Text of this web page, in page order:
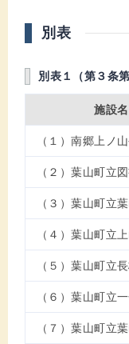
別表
別表１（第３条第
施設名
（１）南郷上ノ
（２）葉山町立
（３）葉山町立
（４）葉山町立
（５）葉山町立
（６）葉山町立
（７）葉山町立